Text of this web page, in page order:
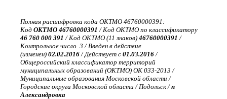
Полная расшифровка кода ОКТМО 46760000391:
Код ОКТМО 46760000391 / Код ОКТМО по классификатору
46 760 000 391 / Код ОКТМО (11 знаков) 46760000391 /
Контрольное число 3 / Введен в действие
(изменен) 02.02.2016 / Действует с 01.03.2016 /
Общероссийский классификатор территорий
муниципальных образований (ОКТМО) ОК 033-2013 /
Муниципальные образования Московской области /
Городские округа Московской области / Подольск /п
Александровка